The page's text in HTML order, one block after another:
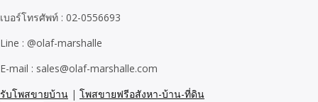
เบอร์โทรศัพท์ : 02-0556693
Line : @olaf-marshalle
E-mail : sales@olaf-marshalle.com
รับโพสขายบ้าน | โพสขายฟรีอสังหา-บ้าน-ที่ดิน